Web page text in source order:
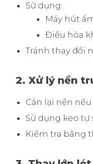
Sử dụng:
Máy hút
Điều hòa
Tránh thay đổi
2. Xử lý nền
Cán lại nền nếu
Sử dụng keo
Kiểm tra bằng